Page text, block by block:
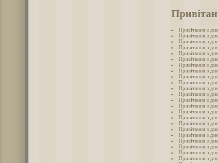
Привітання з
Привітання з
Привітання з
Привітання з
Привітання з
Привітання з
Привітання з
Привітання з
Привітання з
Привітання з
Привітання з
Привітання з
Привітання з
Привітання з
Привітання з
Привітання з
Привітання з
Привітання з
Привітання з
Привітання з
Привітання з
Привітання з
Привітання з